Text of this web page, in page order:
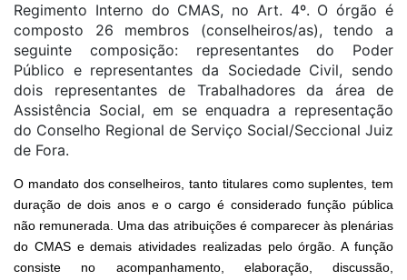
Regimento Interno do CMAS, no Art. 4º. O órgão é
composto 26 membros (conselheiros/as), tendo a
seguinte composição: representantes do Poder
Público e representantes da Sociedade Civil, sendo
dois representantes de Trabalhadores da área de
Assistência Social, em se enquadra a representação
do Conselho Regional de Serviço Social/Seccional Juiz
de Fora.
O mandato dos conselheiros, tanto titulares como suplentes, tem
duração de dois anos e o cargo é considerado função pública
não remunerada. Uma das atribuições é comparecer às plenárias
do CMAS e demais atividades realizadas pelo órgão. A função
consiste no acompanhamento, elaboração, discussão,